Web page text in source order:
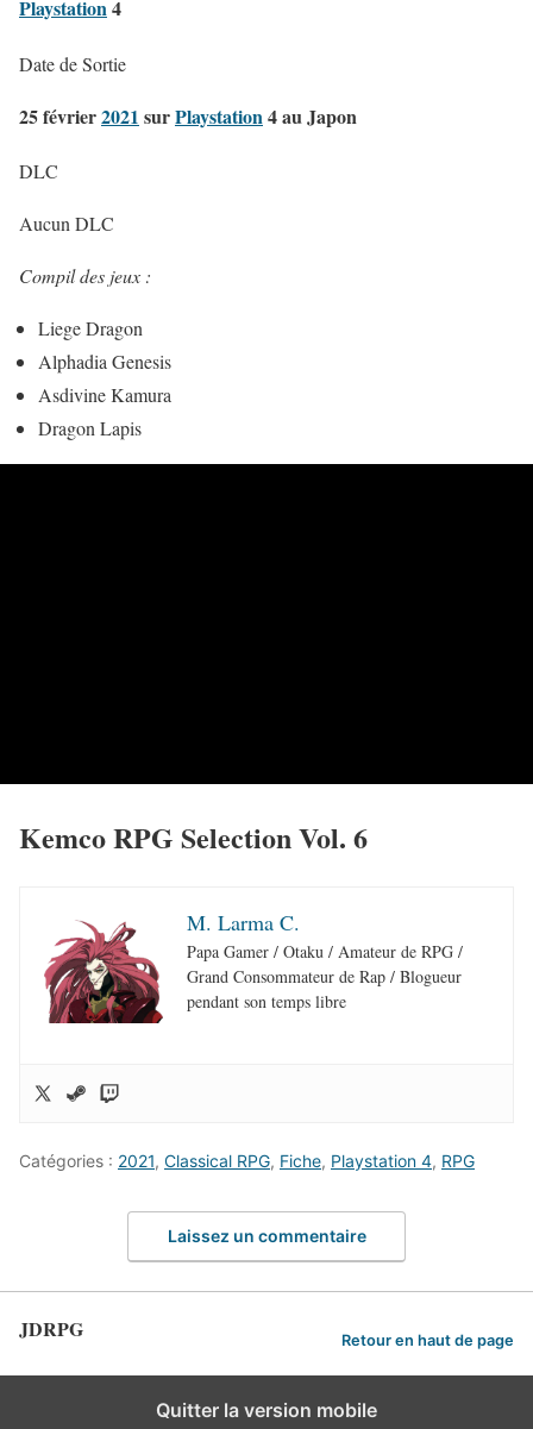
Playstation4
Date de Sortie
25 février2021 surPlaystation4 au Japon
DLC
Aucun DLC
Compil des jeux :
Liege Dragon
Alphadia Genesis
Asdivine Kamura
Dragon Lapis
Kemco RPG Selection Vol. 6
M. Larma C.
Papa Gamer / Otaku / Amateur de RPG /
Grand Consommateur de Rap / Blogueur
pendant son temps libre
Catégories : 2021, Classical RPG, Fiche, Playstation 4, RPG
Laissez un commentaire
JDRPG Retour en haut de page
Quitter la version mobile